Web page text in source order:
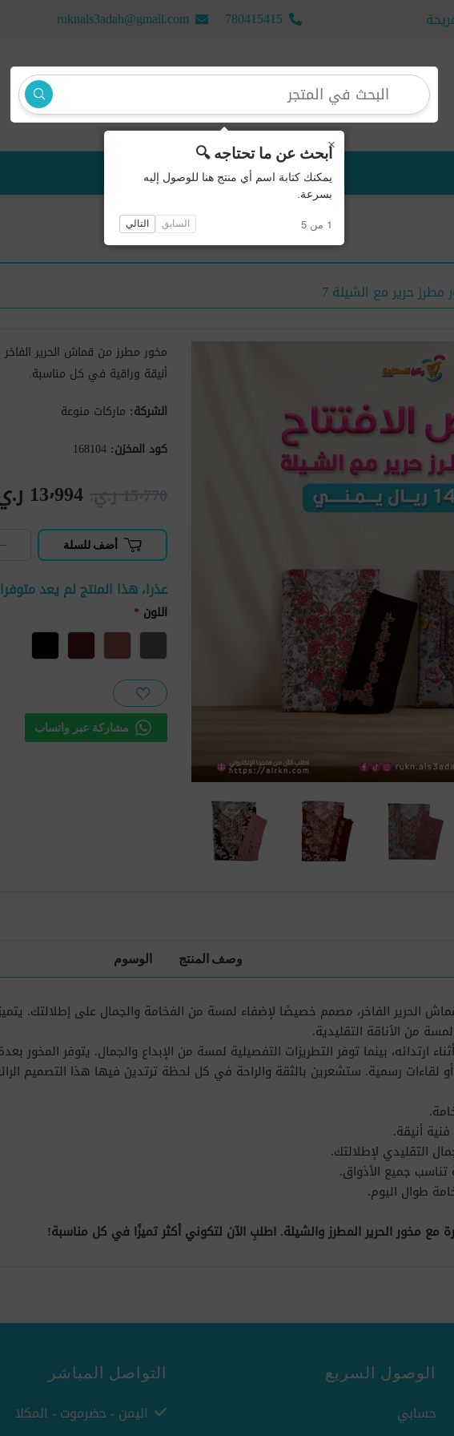
780415415
ruknals3adah@gmail.com
منتجات جديدة
مطرز حرير مع الشيلة 7
مخور مطرز من قماش الحرير الفاخر
أنيقة وراقية في كل مناسبة.
الشركة: ماركات منوعة
كود المخزن: 168104
13٬994 ر.ي.‏
أضف للسلة
عذرا، هذا المنتج لم يعد
اللون *
مشاركة عبر واتساب
وصف المنتج الوسوم
الحرير الفاخر، مصمم خصيصًا لإضفاء لمسة من الفخامة والجمال على إطلالتك.
من الأناقة التقليدية.
ارتدائه، بينما توفر التطريزات التفصيلية لمسة من الإبداع والجمال. يتوفر المخور
لقاءات رسمية. ستشعرين بالثقة والراحة في كل لحظة ترتدين فيها هذا التصميم
أنيقة.
التقليدي لإطلالتك.
تناسب جميع الأذواق.
طوال اليوم.
مع مخور الحرير المطرز والشيلة. اطلبِ الآن لتكوني أكثر تميزًا في كل مناسبة!
الوصول السريع
حسابي
التواصل المباشر
اليمن - حضرموت - المكلا
×ابحث عن ما تحتاجه 🔍
يمكنك كتابة اسم أي منتج هنا للوصول إليه
بسرعة.
1 من 5 السابق التالي